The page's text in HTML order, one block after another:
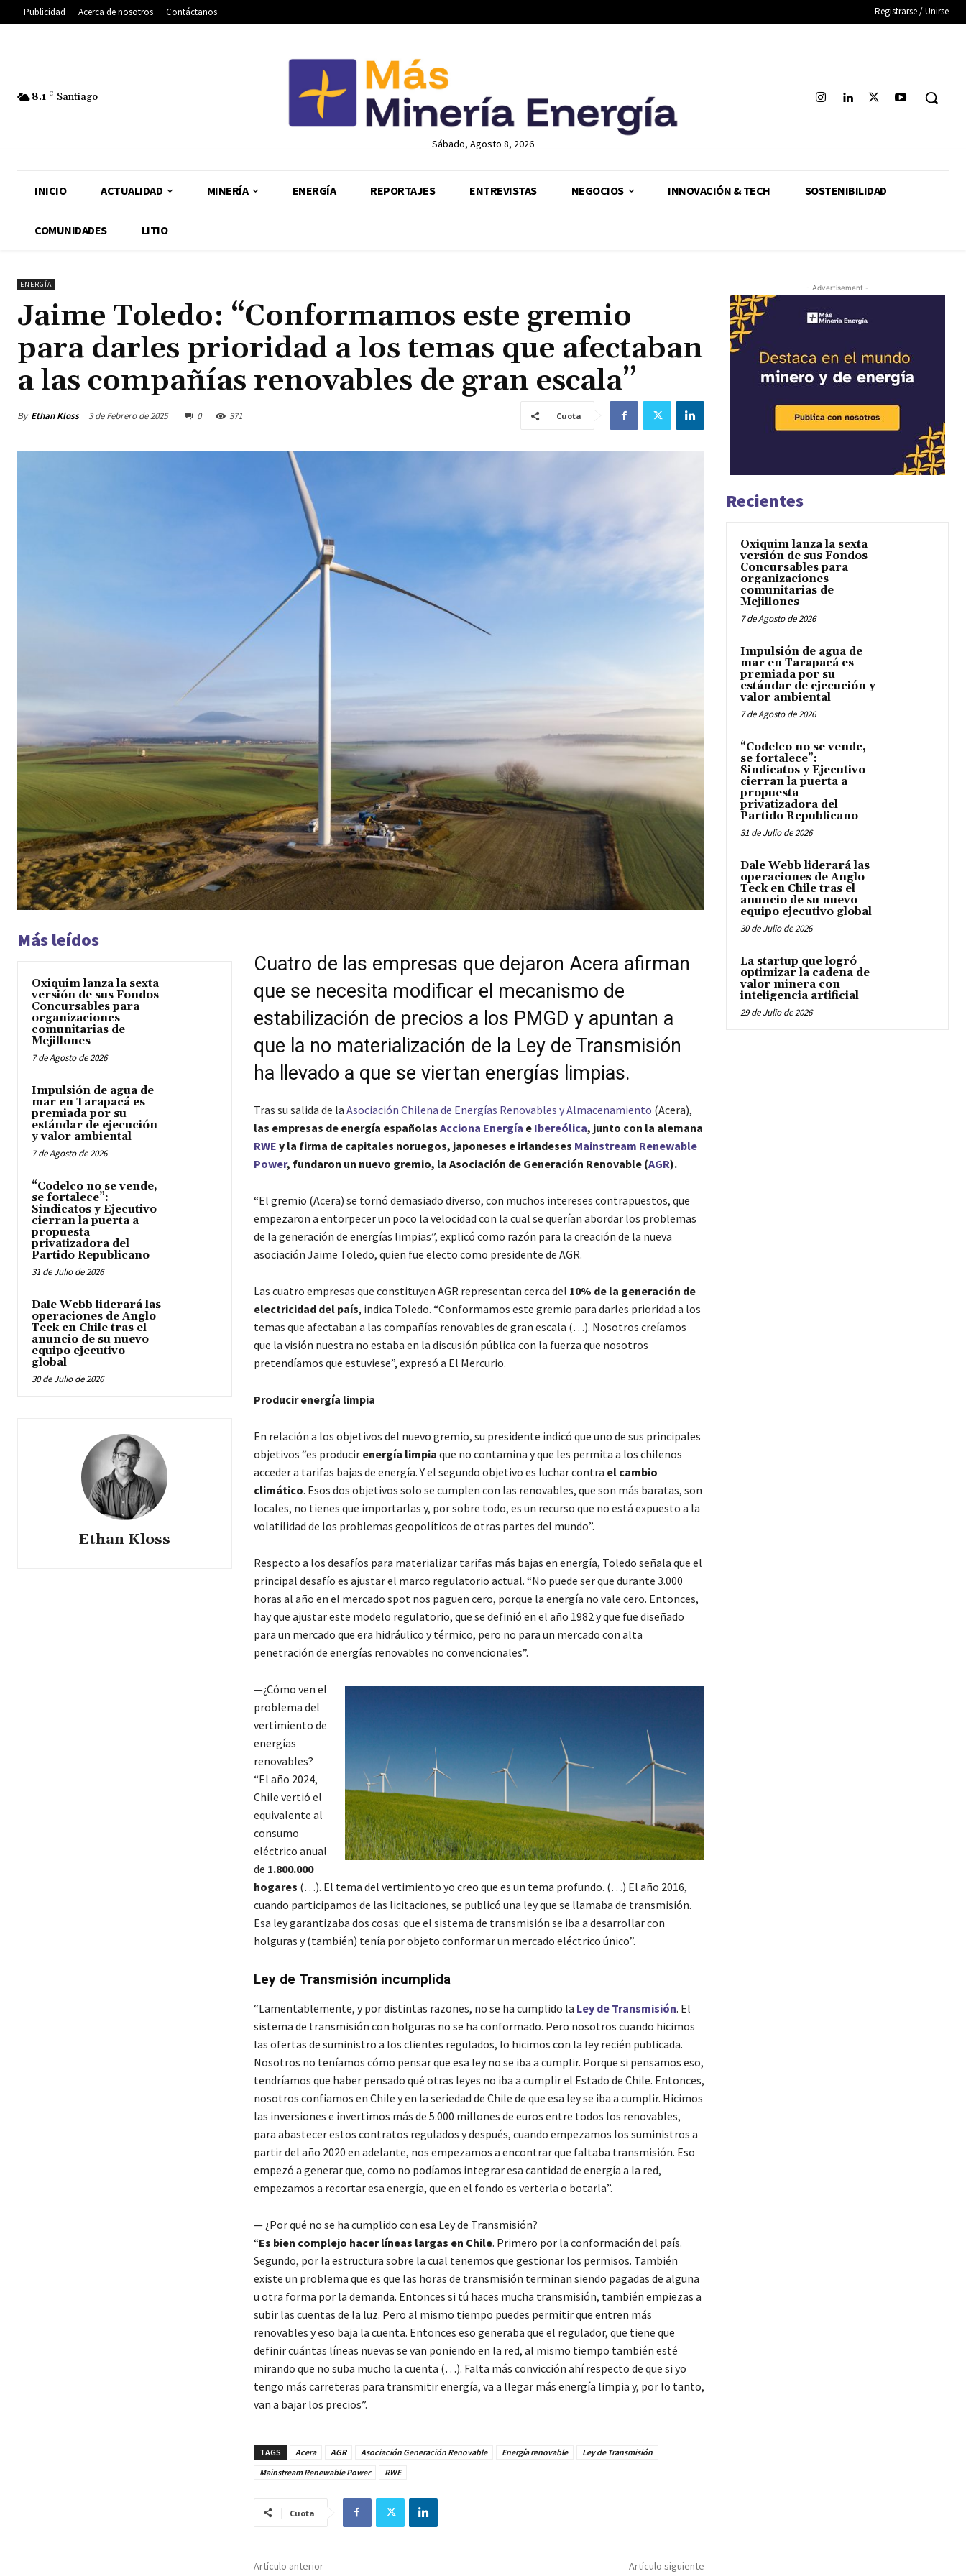
Publicidad Acerca de nosotros Contáctanos Registrarse / Unirse
8.1 C Santiago
Sábado, Agosto 8, 2026
INICIO ACTUALIDAD MINERÍA ENERGÍA REPORTAJES ENTREVISTAS NEGOCIOS INNOVACIÓN & TECH SOSTENIBILIDAD
COMUNIDADES LITIO
ENERGÍA
Jaime Toledo: “Conformamos este gremio
para darles prioridad a los temas que afectaban
a las compañías renovables de gran escala”
By Ethan Kloss 3 de Febrero de 2025 0 371 Cuota
Más leídos
Oxiquim lanza la sexta
versión de sus Fondos
Concursables para
organizaciones
comunitarias de
Mejillones
7 de Agosto de 2026
Impulsión de agua de
mar en Tarapacá es
premiada por su
estándar de ejecución
y valor ambiental
7 de Agosto de 2026
“Codelco no se vende,
se fortalece”:
Sindicatos y Ejecutivo
cierran la puerta a
propuesta
privatizadora del
Partido Republicano
31 de Julio de 2026
Dale Webb liderará las
operaciones de Anglo
Teck en Chile tras el
anuncio de su nuevo
equipo ejecutivo
global
30 de Julio de 2026
Ethan Kloss
Cuatro de las empresas que dejaron Acera afirman
que se necesita modificar el mecanismo de
estabilización de precios a los PMGD y apuntan a
que la no materialización de la Ley de Transmisión
ha llevado a que se viertan energías limpias.
Tras su salida de la Asociación Chilena de Energías Renovables y Almacenamiento (Acera),
las empresas de energía españolas Acciona Energía e Ibereólica, junto con la alemana
RWE y la firma de capitales noruegos, japoneses e irlandeses Mainstream Renewable
Power, fundaron un nuevo gremio, la Asociación de Generación Renovable (AGR).
“El gremio (Acera) se tornó demasiado diverso, con muchos intereses contrapuestos, que
empezaron a entorpecer un poco la velocidad con la cual se querían abordar los problemas
de la generación de energías limpias”, explicó como razón para la creación de la nueva
asociación Jaime Toledo, quien fue electo como presidente de AGR.
Las cuatro empresas que constituyen AGR representan cerca del 10% de la generación de
electricidad del país, indica Toledo. “Conformamos este gremio para darles prioridad a los
temas que afectaban a las compañías renovables de gran escala (…). Nosotros creíamos
que la visión nuestra no estaba en la discusión pública con la fuerza que nosotros
pretendíamos que estuviese”, expresó a El Mercurio.
Producir energía limpia
En relación a los objetivos del nuevo gremio, su presidente indicó que uno de sus principales
objetivos “es producirenergía limpia que no contamina y que les permita a los chilenos
acceder a tarifas bajas de energía. Y el segundo objetivo es luchar contra el cambio
climático. Esos dos objetivos solo se cumplen con las renovables, que son más baratas, son
locales, no tienes que importarlas y, por sobre todo, es un recurso que no está expuesto a la
volatilidad de los problemas geopolíticos de otras partes del mundo”.
Respecto a los desafíos para materializar tarifas más bajas en energía, Toledo señala que el
principal desafío es ajustar el marco regulatorio actual. “No puede ser que durante 3.000
horas al año en el mercado spot nos paguen cero, porque la energía no vale cero. Entonces,
hay que ajustar este modelo regulatorio, que se definió en el año 1982 y que fue diseñado
para un mercado que era hidráulico y térmico, pero no para un mercado con alta
penetración de energías renovables no convencionales”.
—¿Cómo ven el
problema del
vertimiento de
energías
renovables?
“El año 2024,
Chile vertió el
equivalente al
consumo
eléctrico anual
de 1.800.000
hogares (…). El tema del vertimiento yo creo que es un tema profundo. (…) El año 2016,
cuando participamos de las licitaciones, se publicó una ley que se llamaba de transmisión.
Esa ley garantizaba dos cosas: que el sistema de transmisión se iba a desarrollar con
holguras y (también) tenía por objeto conformar un mercado eléctrico único”.
Ley de Transmisión incumplida
“Lamentablemente, y por distintas razones, no se ha cumplido la Ley de Transmisión. El
sistema de transmisión con holguras no se ha conformado. Pero nosotros cuando hicimos
las ofertas de suministro a los clientes regulados, lo hicimos con la ley recién publicada.
Nosotros no teníamos cómo pensar que esa ley no se iba a cumplir. Porque si pensamos eso,
tendríamos que haber pensado qué otras leyes no iba a cumplir el Estado de Chile. Entonces,
nosotros confiamos en Chile y en la seriedad de Chile de que esa ley se iba a cumplir. Hicimos
las inversiones e invertimos más de 5.000 millones de euros entre todos los renovables,
para abastecer estos contratos regulados y después, cuando empezamos los suministros a
partir del año 2020 en adelante, nos empezamos a encontrar que faltaba transmisión. Eso
empezó a generar que, como no podíamos integrar esa cantidad de energía a la red,
empezamos a recortar esa energía, que en el fondo es verterla o botarla”.
— ¿Por qué no se ha cumplido con esa Ley de Transmisión?
“Es bien complejo hacer líneas largas en Chile. Primero por la conformación del país.
Segundo, por la estructura sobre la cual tenemos que gestionar los permisos. También
existe un problema que es que las horas de transmisión terminan siendo pagadas de alguna
u otra forma por la demanda. Entonces si tú haces mucha transmisión, también empiezas a
subir las cuentas de la luz. Pero al mismo tiempo puedes permitir que entren más
renovables y eso baja la cuenta. Entonces eso generaba que el regulador, que tiene que
definir cuántas líneas nuevas se van poniendo en la red, al mismo tiempo también esté
mirando que no suba mucho la cuenta (…). Falta más convicción ahí respecto de que si yo
tengo más carreteras para transmitir energía, va a llegar más energía limpia y, por lo tanto,
van a bajar los precios”.
TAGS Acera AGR Asociación Generación Renovable Energía renovable
Ley de Transmisión
Mainstream Renewable Power
RWE
Cuota
Artículo anterior Artículo siguiente
- Advertisement -
Recientes
Oxiquim lanza la sexta
versión de sus Fondos
Concursables para
organizaciones
comunitarias de
Mejillones
7 de Agosto de 2026
Impulsión de agua de
mar en Tarapacá es
premiada por su
estándar de ejecución y
valor ambiental
7 de Agosto de 2026
“Codelco no se vende,
se fortalece”:
Sindicatos y Ejecutivo
cierran la puerta a
propuesta
privatizadora del
Partido Republicano
31 de Julio de 2026
Dale Webb liderará las
operaciones de Anglo
Teck en Chile tras el
anuncio de su nuevo
equipo ejecutivo global
30 de Julio de 2026
La startup que logró
optimizar la cadena de
valor minera con
inteligencia artificial
29 de Julio de 2026